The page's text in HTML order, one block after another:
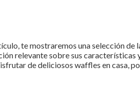
te mostraremos una selección de
relevante sobre sus características
de deliciosos waffles en casa,